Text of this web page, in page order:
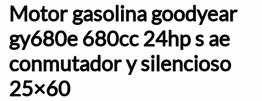
Motor gasolina goodyear
gy680e 680cc 24hp s ae
conmutador y silencioso
25×60